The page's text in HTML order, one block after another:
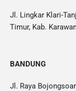
Jl. Lingkar Klari-
Timur, Kab.
BANDUNG
Jl. Raya